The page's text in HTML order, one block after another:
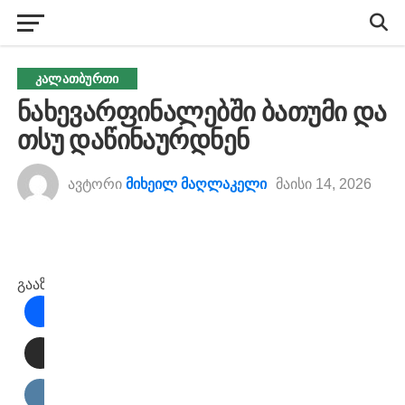
ᲙᲐᲚᲐᲗᲑᲣᲠᲗᲘ
ნახევარფინალებში ბათუმი და
თსუ დაწინაურდნენ
ავტორი მიხეილ მაღლაკელი მაისი 14, 2026
გააზიარეთ